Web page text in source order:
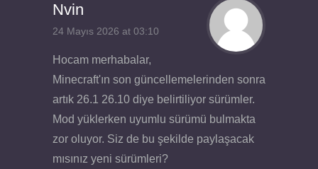
Nvin
24 Mayıs 2026 at 03:10
Hocam merhabalar,
Minecraft'ın son güncellemelerinden sonra
artık 26.1 26.10 diye belirtiliyor sürümler.
Mod yüklerken uyumlu sürümü bulmakta
zor oluyor. Siz de bu şekilde paylaşacak
mısınız yeni sürümleri?